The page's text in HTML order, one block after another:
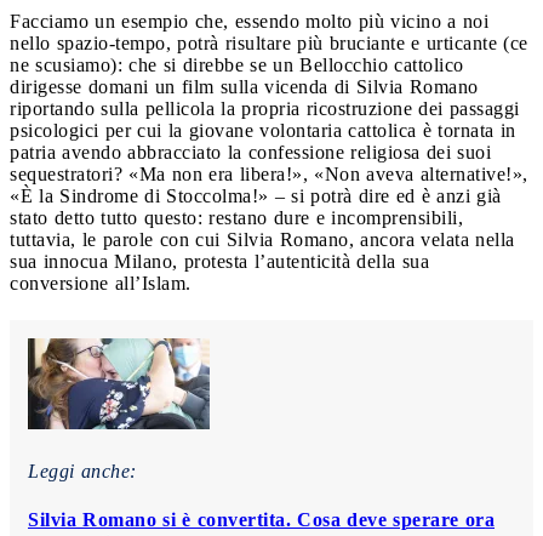
Facciamo un esempio che, essendo molto più vicino a noi
nello spazio-tempo, potrà risultare più bruciante e urticante (ce
ne scusiamo): che si direbbe se un Bellocchio cattolico
dirigesse domani un film sulla vicenda di Silvia Romano
riportando sulla pellicola la propria ricostruzione dei passaggi
psicologici per cui la giovane volontaria cattolica è tornata in
patria avendo abbracciato la confessione religiosa dei suoi
sequestratori? «Ma non era libera!», «Non aveva alternative!»,
«È la Sindrome di Stoccolma!» – si potrà dire ed è anzi già
stato detto tutto questo: restano dure e incomprensibili,
tuttavia, le parole con cui Silvia Romano, ancora velata nella
sua innocua Milano, protesta l’autenticità della sua
conversione all’Islam.
Leggi anche:
Silvia Romano si è convertita. Cosa deve sperare ora